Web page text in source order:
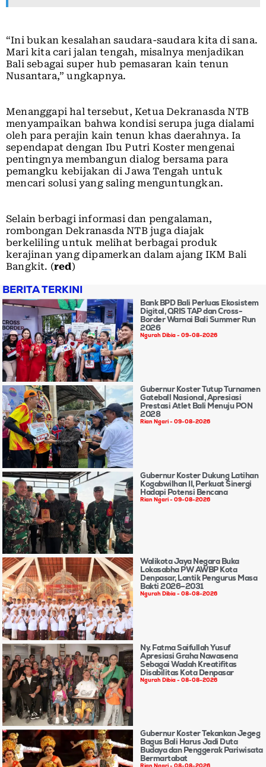
“Ini bukan kesalahan saudara-saudara kita di sana.
Mari kita cari jalan tengah, misalnya menjadikan
Bali sebagai super hub pemasaran kain tenun
Nusantara,” ungkapnya.
Menanggapi hal tersebut, Ketua Dekranasda NTB
menyampaikan bahwa kondisi serupa juga dialami
oleh para perajin kain tenun khas daerahnya. Ia
sependapat dengan Ibu Putri Koster mengenai
pentingnya membangun dialog bersama para
pemangku kebijakan di Jawa Tengah untuk
mencari solusi yang saling menguntungkan.
Selain berbagi informasi dan pengalaman,
rombongan Dekranasda NTB juga diajak
berkeliling untuk melihat berbagai produk
kerajinan yang dipamerkan dalam ajang IKM Bali
Bangkit. (red)
BERITA TERKINI
Bank BPD Bali Perluas Ekosistem
Digital, QRIS TAP dan Cross-
Border Warnai Bali Summer Run
2026
Ngurah Dibia 09-08-2026
Gubernur Koster Tutup Turnamen
Gateball Nasional, Apresiasi
Prestasi Atlet Bali Menuju PON
2028
Rian Ngari 09-08-2026
Gubernur Koster Dukung Latihan
Kogabwilhan II, Perkuat Sinergi
Hadapi Potensi Bencana
Rian Ngari 09-08-2026
Walikota Jaya Negara Buka
Lokasabha PW AWBP Kota
Denpasar, Lantik Pengurus Masa
Bakti 2026–2031
Ngurah Dibia 08-08-2026
Ny. Fatma Saifullah Yusuf
Apresiasi Graha Nawasena
Sebagai Wadah Kreatifitas
Disabilitas Kota Denpasar
Ngurah Dibia 08-08-2026
Gubernur Koster Tekankan Jegeg
Bagus Bali Harus Jadi Duta
Budaya dan Penggerak Pariwisata
Bermartabat